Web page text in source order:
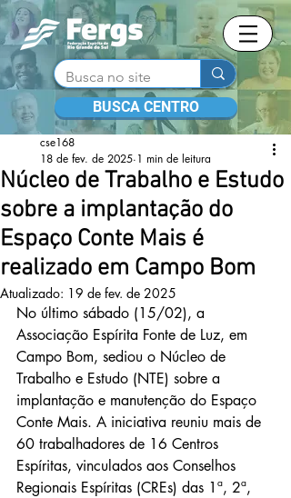
BUSCA CENTRO
Núcleo de Trabalho e Estudo
sobre a implantação do
Espaço Conte Mais é
realizado em Campo Bom
cse168
18 de fev. de 2025 1 min de leitura
Atualizado: 19 de fev. de 2025
No último sábado (15/02), a
Associação Espírita Fonte de Luz, em
Campo Bom, sediou o Núcleo de
Trabalho e Estudo (NTE) sobre a
implantação e manutenção do Espaço
Conte Mais. A iniciativa reuniu mais de
60 trabalhadores de 16 Centros
Espíritas, vinculados aos Conselhos
Regionais Espíritas (CREs) das 1ª, 2ª,